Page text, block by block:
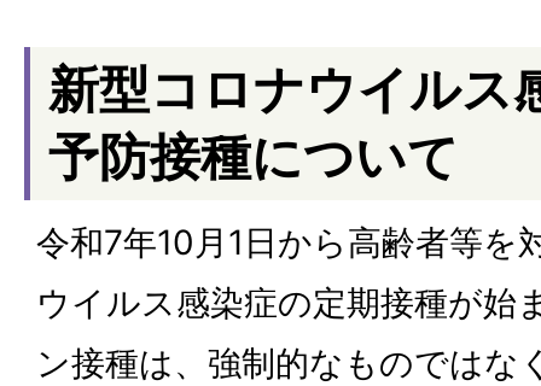
新型コロナウイルス
予防接種について
令和7年10月1日から高齢者等を
ウイルス感染症の定期接種が始
ン接種は、強制的なものではな